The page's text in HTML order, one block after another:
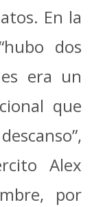
En la
dos
era un
que
Alex
por